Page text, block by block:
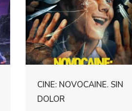
CINE: NOVOCAINE. SIN
DOLOR